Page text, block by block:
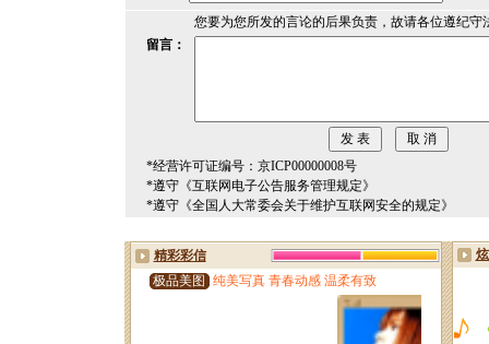
您要为您所发的言论的后果负责，故请各位遵纪守
留言：
*经营许可证编号：京ICP00000008号
*遵守《互联网电子公告服务管理规定》
*遵守《全国人大常委会关于维护互联网安全的规定》